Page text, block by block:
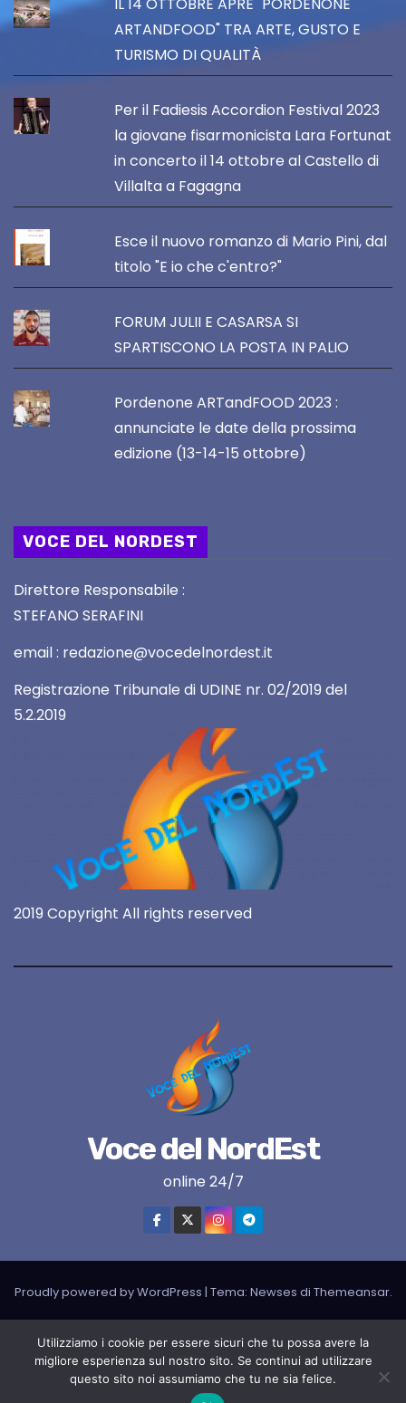
IL 14 OTTOBRE APRE "PORDENONE
ARTANDFOOD" TRA ARTE, GUSTO E
TURISMO DI QUALITÀ
Per il Fadiesis Accordion Festival 2023
la giovane fisarmonicista Lara Fortunat
in concerto il 14 ottobre al Castello di
Villalta a Fagagna
Esce il nuovo romanzo di Mario Pini, dal
titolo "E io che c'entro?"
FORUM JULII E CASARSA SI
SPARTISCONO LA POSTA IN PALIO
Pordenone ARTandFOOD 2023 :
annunciate le date della prossima
edizione (13-14-15 ottobre)
VOCE DEL NORDEST
Direttore Responsabile :
STEFANO SERAFINI
email : redazione@vocedelnordest.it
Registrazione Tribunale di UDINE nr. 02/2019 del
5.2.2019
2019 Copyright All rights reserved
Voce del NordEst
online 24/7
Proudly powered by WordPress | Tema: Newses di Themeansar.
LIVE RADIO
RADIONORDEST
Il mio account
SPORT FURLAN PAR FURLAN – In collaborazione con A.S.F.
Utilizziamo i cookie per essere sicuri che tu possa avere la
migliore esperienza sul nostro sito. Se continui ad utilizzare
questo sito noi assumiamo che tu ne sia felice.